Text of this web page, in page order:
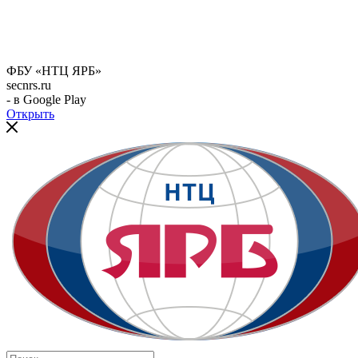
ФБУ «НТЦ ЯРБ»
secnrs.ru
- в Google Play
Открыть